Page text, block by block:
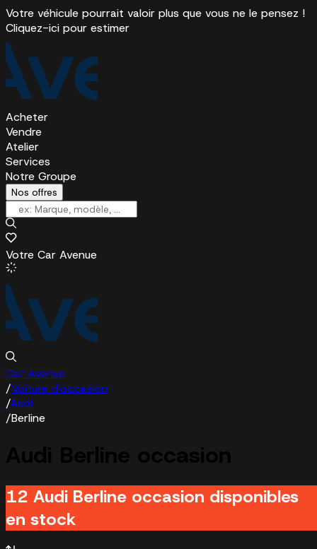
Votre véhicule pourrait valoir plus que vous ne le pensez !
Cliquez-ici pour estimer
Acheter
Vendre
Atelier
Services
Notre Groupe
Nos offres
Votre Car Avenue
Car Avenue
/Voiture d'occasion
/Audi
/Berline
12 Audi Berline occasion disponibles
en stock